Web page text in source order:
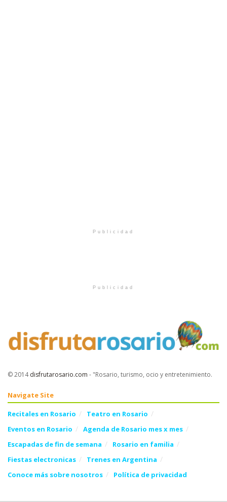
Publicidad
Publicidad
© 2014disfrutarosario.com - "Rosario, turismo, ocio y entretenimiento.
Navigate Site
Recitales en Rosario
Teatro en Rosario
Eventos en Rosario
Agenda de Rosario mes x mes
Escapadas de fin de semana
Rosario en familia
Fiestas electronicas
Trenes en Argentina
Conoce más sobre nosotros
Política de privacidad